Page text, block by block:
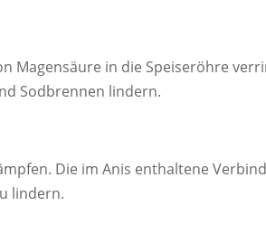
Magensäure in die Speiseröhre
Sodbrennen lindern.
Die im Anis enthaltene
lindern.